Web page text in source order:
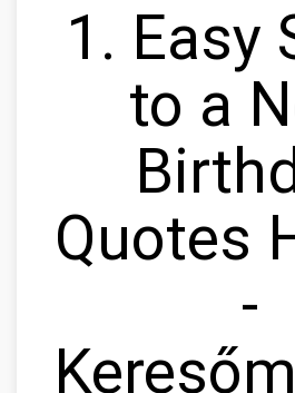
1. Easy
to a
Quotes
-